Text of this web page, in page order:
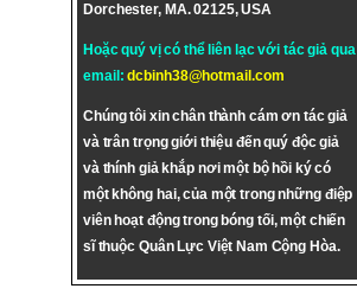
Dorchester, MA. 02125, USA
Hoặc quý vị có thể liên lạc với tác giả qua
email:dcbinh38@hotmail.com
Chúng tôi xin chân thành cám ơn tác giả
và trân trọng giới thiệu đến quý độc giả
và thính giả khắp nơi một bộ hồi ký có
một không hai, của một trong những điệp
viên hoạt động trong bóng tối, một chiến
sĩ thuộc Quân Lực Việt Nam Cộng Hòa.